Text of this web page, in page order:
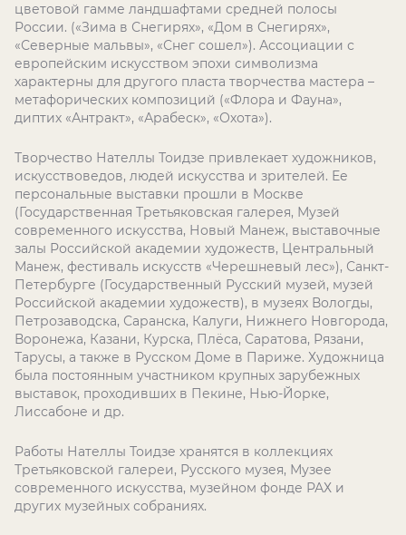
цветовой гамме ландшафтами средней полосы
России. («Зима в Снегирях», «Дом в Снегирях»,
«Северные мальвы», «Снег сошел»). Ассоциации с
европейским искусством эпохи символизма
характерны для другого пласта творчества мастера –
метафорических композиций («Флора и Фауна»,
диптих «Антракт», «Арабеск», «Охота»).
Творчество Нателлы Тоидзе привлекает художников,
искусствоведов, людей искусства и зрителей. Ее
персональные выставки прошли в Москве
(Государственная Третьяковская галерея, Музей
современного искусства, Новый Манеж, выставочные
залы Российской академии художеств, Центральный
Манеж, фестиваль искусств «Черешневый лес»), Санкт-
Петербурге (Государственный Русский музей, музей
Российской академии художеств), в музеях Вологды,
Петрозаводска, Саранска, Калуги, Нижнего Новгорода,
Воронежа, Казани, Курска, Плёса, Саратова, Рязани,
Тарусы, а также в Русском Доме в Париже. Художница
была постоянным участником крупных зарубежных
выставок, проходивших в Пекине, Нью-Йорке,
Лиссабоне и др.
Работы Нателлы Тоидзе хранятся в коллекциях
Третьяковской галереи, Русского музея, Музее
современного искусства, музейном фонде РАХ и
других музейных собраниях.